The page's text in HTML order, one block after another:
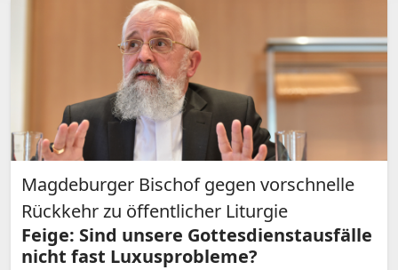
Magdeburger Bischof gegen vorschnelle
Rückkehr zu öffentlicher Liturgie
Feige: Sind unsere Gottesdienstausfälle
nicht fast Luxusprobleme?